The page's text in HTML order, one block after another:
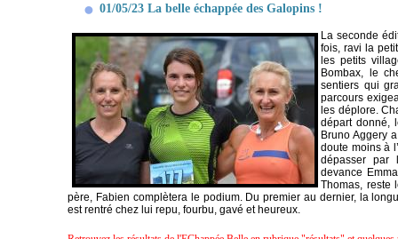
01/05/23 La belle échappée des Galopins !
La seconde
fois, ravi la
les petits
Bombax, le
sentiers qui
parcours
les déplore.
départ donné,
Bruno Aggery
doute moins à
dépasser par
devance
Thomas, reste
père, Fabien complètera le podium. Du premier au dernier, la
est rentré chez lui repu, fourbu, gavé et heureux.